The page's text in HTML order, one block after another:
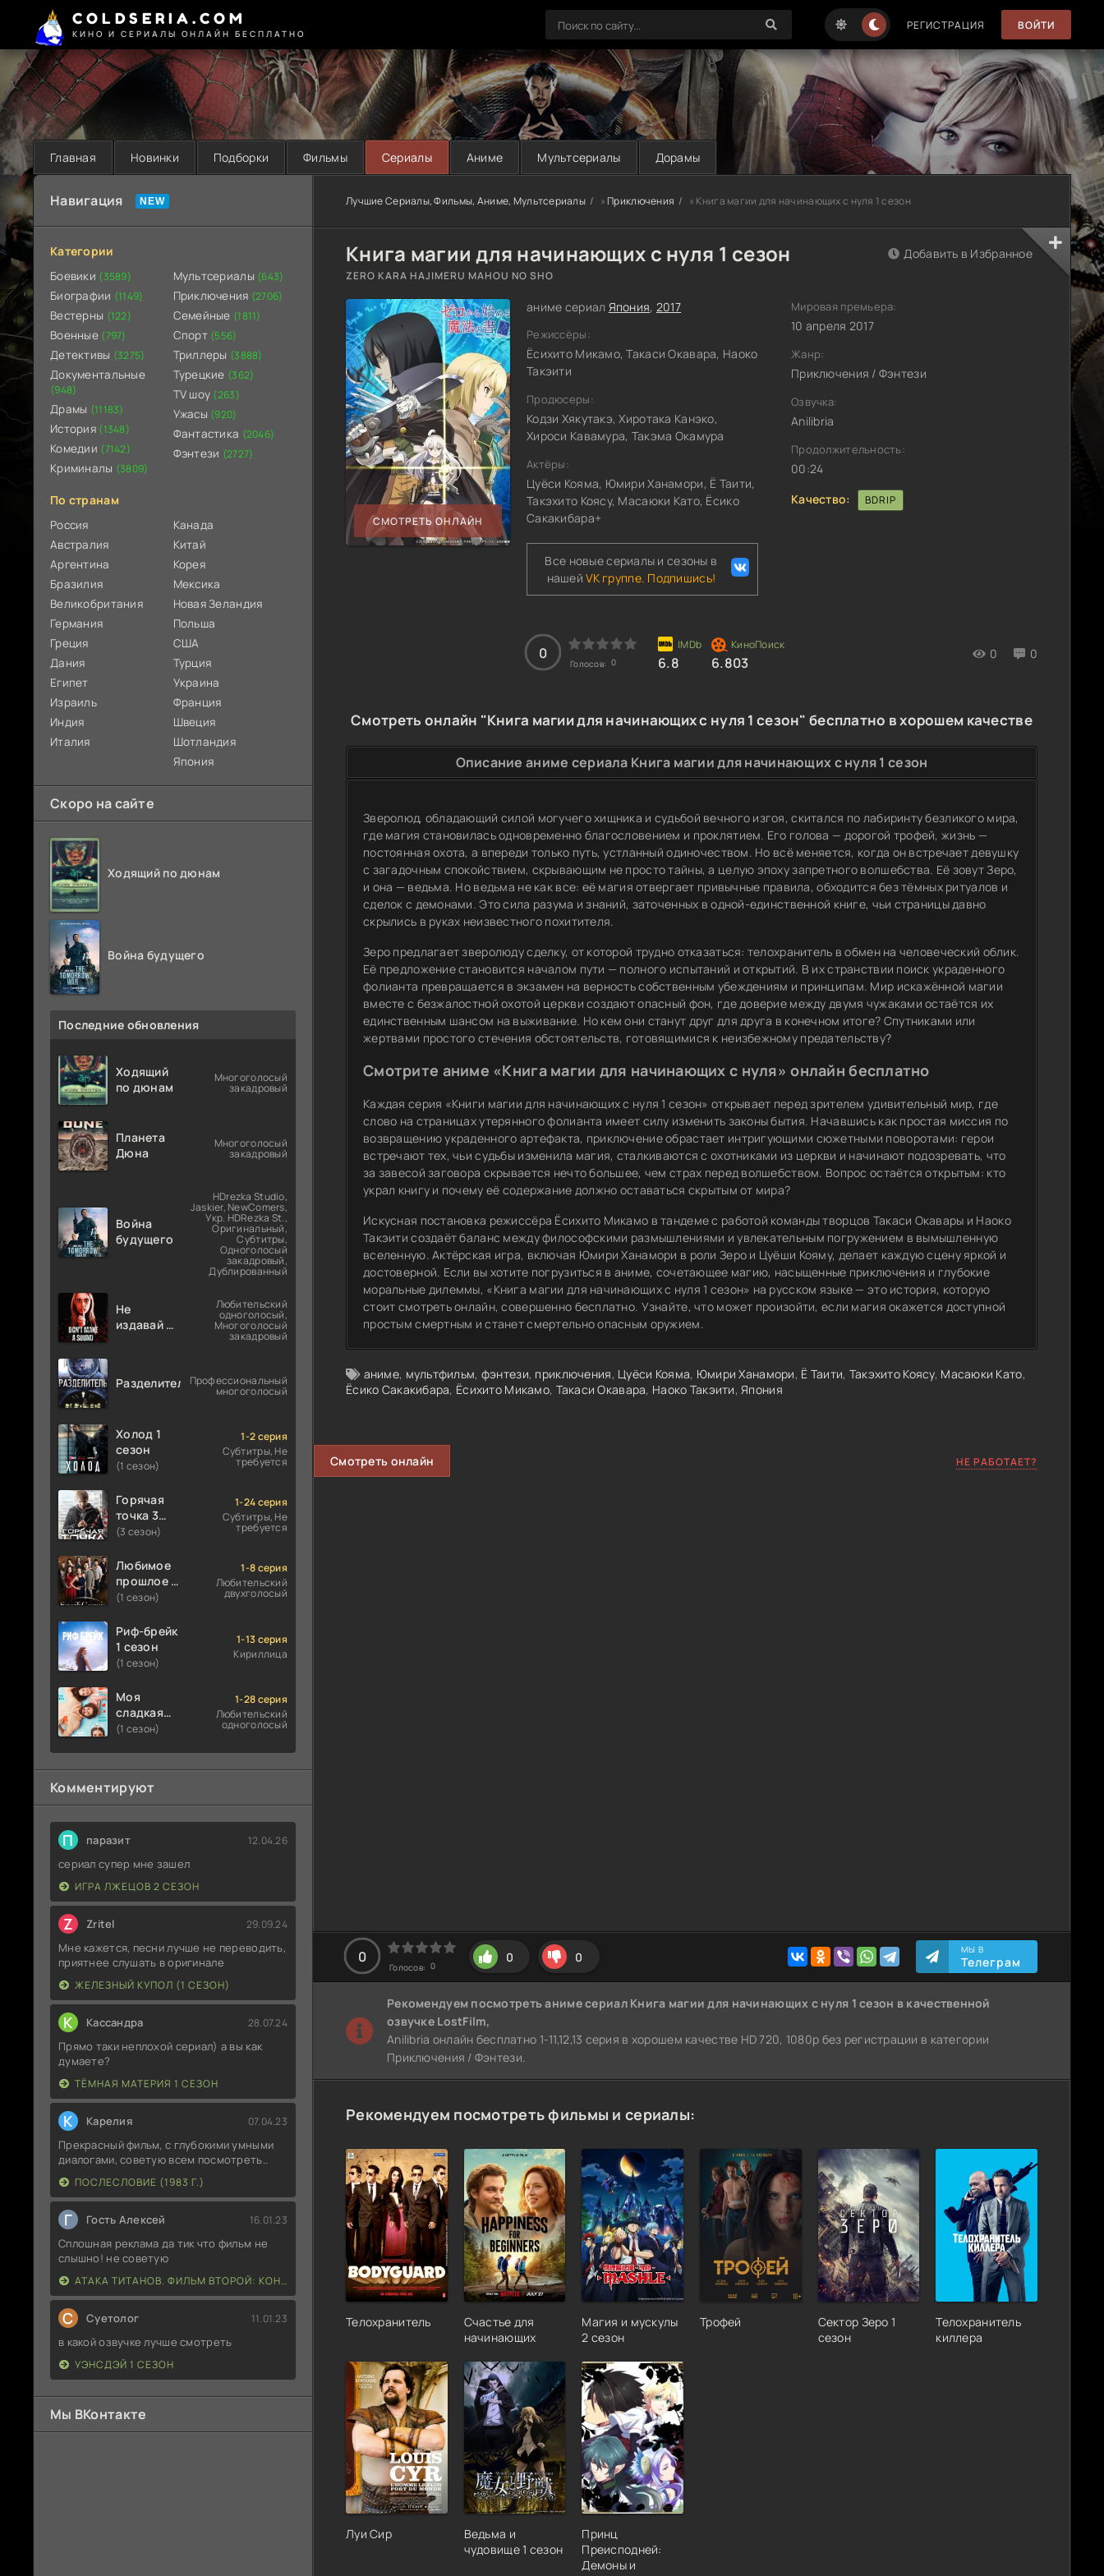
COLDSERIA.COM
КИНО И СЕРИАЛЫ ОНЛАЙН БЕСПЛАТНО
РЕГИСТРАЦИЯ ВОЙТИ
Главная Новинки Подборки Фильмы Сериалы Аниме Мультсериалы Дорамы
Навигация
Категории
Боевики (3589)
Биографии (1149)
Вестерны (122)
Военные (797)
Детективы (3275)
Документальные
(948)
Драмы (11183)
История (1348)
Комедии (7142)
Криминалы (3809)
Мультсериалы (643)
Приключения (2706)
Семейные (1811)
Спорт (556)
Триллеры (3888)
Турецкие (362)
TV шоу (263)
Ужасы (920)
Фантастика (2046)
Фэнтези (2727)
По странам
Россия
Австралия
Аргентина
Бразилия
Великобритания
Германия
Греция
Дания
Египет
Израиль
Индия
Италия
Канада
Китай
Корея
Мексика
Новая Зеландия
Польша
США
Турция
Украина
Франция
Швеция
Шотландия
Япония
Скоро на сайте
Ходящий по дюнам
Война будущего
Последние обновления
Ходящий
по дюнам
Многоголосый
закадровый
Планета
Дюна
Многоголосый
закадровый
Война
будущего
HDrezka Studio,
Jaskier, NewComers,
Укр. HDRezka St.,
Оригинальный,
Субтитры,
Одноголосый
закадровый,
Дублированный
Не
издавай ни
Любительский
одноголосый,
Многоголосый
закадровый
РазделительПрофессиональный
многоголосый
Холод 1
сезон
(1 сезон)
1-2 серия
Субтитры, Не
требуется
Горячая
точка 3
сезон
(3 сезон)
1-24 серия
Субтитры, Не
требуется
Любимое
прошлое 1
сезон
(1 сезон)
1-8 серия
Любительский
двухголосый
Риф-брейк
1 сезон
(1 сезон)
1-13 серия
Кириллица
Моя
сладкая
ложь 1
(1 сезон)
1-28 серия
Любительский
одноголосый
Комментируют
П паразит 12.04.26
сериал супер мне зашел
ИГРА ЛЖЕЦОВ 2 СЕЗОН
Z Zritel 29.09.24
Мне кажется, песни лучше не переводить,
приятнее слушать в оригинале
ЖЕЛЕЗНЫЙ КУПОЛ (1 СЕЗОН)
К Кассандра 28.07.24
Прямо таки неплохой сериал) а вы как
думаете?
ТЁМНАЯ МАТЕРИЯ 1 СЕЗОН
К Карелия 07.04.23
Прекрасный фильм, с глубокими умными
диалогами, советую всем посмотреть..
ПОСЛЕСЛОВИЕ (1983 Г.)
Г Гость Алексей 16.01.23
Сплошная реклама да тик что фильм не
слышно! не советую
АТАКА ТИТАНОВ. ФИЛЬМ ВТОРОЙ: КОНЕЦ СВЕТА
С Суетолог 11.01.23
в какой озвучке лучше смотреть
УЭНСДЭЙ 1 СЕЗОН
Мы ВКонтакте
Лучшие Сериалы, Фильмы, Аниме, Мультсериалы »Приключения » Книга магии для начинающих с нуля 1 сезон
Книга магии для начинающих с нуля 1 сезон
ZERO KARA HAJIMERU MAHOU NO SHO
СМОТРЕТЬ ОНЛАЙН
аниме сериал Япония, 2017
Режиссёры:
Ёсихито Микамо, Такаси Окавара, Наоко
Такэити
Продюсеры:
Кодзи Хякутакэ, Хиротака Канэко,
Хироси Кавамура, Такэма Окамура
Актёры:
Цуёси Кояма, Юмири Ханамори, Ё Таити,
Такэхито Коясу, Масаюки Като, Ёсико
Сакакибара+
Все новые сериалы и сезоны в
нашейVK группе. Подпишись!
0
Голосов: 0 6.8 6.803
0 0
Добавить в Избранное
Мировая премьера:
10 апреля 2017
Жанр:
Приключения / Фэнтези
Озвучка:
Anilibria
Продолжительность:
00:24
Качество:
BDRIP
Смотреть онлайн "Книга магии для начинающих с нуля 1 сезон" бесплатно в хорошем качестве
Описание аниме сериала Книга магии для начинающих с нуля 1 сезон
Зверолюд, обладающий силой могучего хищника и судьбой вечного изгоя, скитался по лабиринту безликого мира,
где магия становилась одновременно благословением и проклятием. Его голова — дорогой трофей, жизнь —
постоянная охота, а впереди только путь, устланный одиночеством. Но всё меняется, когда он встречает девушку
с загадочным спокойствием, скрывающим не просто тайны, а целую эпоху запретного волшебства. Её зовут Зеро,
и она — ведьма. Но ведьма не как все: её магия отвергает привычные правила, обходится без тёмных ритуалов и
сделок с демонами. Это сила разума и знаний, заточенных в одной-единственной книге, чьи страницы давно
скрылись в руках неизвестного похитителя.
Зеро предлагает зверолюду сделку, от которой трудно отказаться: телохранитель в обмен на человеческий облик.
Её предложение становится началом пути — полного испытаний и открытий. В их странствии поиск украденного
фолианта превращается в экзамен на верность собственным убеждениям и принципам. Мир искажённой магии
вместе с безжалостной охотой церкви создают опасный фон, где доверие между двумя чужаками остаётся их
единственным шансом на выживание. Но кем они станут друг для друга в конечном итоге? Спутниками или
жертвами простого стечения обстоятельств, готовящимися к неизбежному предательству?
Смотрите аниме «Книга магии для начинающих с нуля» онлайн бесплатно
Каждая серия «Книги магии для начинающих с нуля 1 сезон» открывает перед зрителем удивительный мир, где
слово на страницах утерянного фолианта имеет силу изменить законы бытия. Начавшись как простая миссия по
возвращению украденного артефакта, приключение обрастает интригующими сюжетными поворотами: герои
встречают тех, чьи судьбы изменила магия, сталкиваются с охотниками из церкви и начинают подозревать, что
за завесой заговора скрывается нечто большее, чем страх перед волшебством. Вопрос остаётся открытым: кто
украл книгу и почему её содержание должно оставаться скрытым от мира?
Искусная постановка режиссёра Ёсихито Микамо в тандеме с работой команды творцов Такаси Окавары и Наоко
Такэити создаёт баланс между философскими размышлениями и увлекательным погружением в вымышленную
вселенную. Актёрская игра, включая Юмири Ханамори в роли Зеро и Цуёши Кояму, делает каждую сцену яркой и
достоверной. Если вы хотите погрузиться в аниме, сочетающее магию, насыщенные приключения и глубокие
моральные дилеммы, «Книга магии для начинающих с нуля 1 сезон» на русском языке — это история, которую
стоит смотреть онлайн, совершенно бесплатно. Узнайте, что может произойти, если магия окажется доступной
простым смертным и станет смертельно опасным оружием.
аниме, мультфильм, фэнтези, приключения, Цуёси Кояма, Юмири Ханамори, Ё Таити, Такэхито Коясу, Масаюки Като,
Ёсико Сакакибара, Ёсихито Микамо, Такаси Окавара, Наоко Такэити,Япония
Смотреть онлайн НЕ РАБОТАЕТ?
0
Голосов: 0
0 0 МЫ В
Телеграм
Рекомендуем посмотреть аниме сериал Книга магии для начинающих с нуля 1 сезон в качественной
озвучке LostFilm,
Anilibria онлайн бесплатно 1-11,12,13 серия в хорошем качестве HD 720, 1080p без регистрации в категории
Приключения / Фэнтези.
Рекомендуем посмотреть фильмы и сериалы:
Телохранитель
Счастье для
начинающих
Магия и мускулы
2 сезон
Трофей
Сектор Зеро 1
сезон
Телохранитель
киллера
Луи Сир
Ведьма и
чудовище 1 сезон
Принц
Преисподней:
Демоны и